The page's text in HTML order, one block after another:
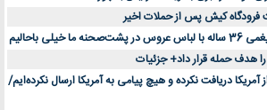
برای دویدن و استفاده روزمره | بررسی ۱۲ مدل برتر
کیش پس از حملات اخیر
باحالیم
هدف حمله قرار داد+ جزئیات
دریافت نکرده و هیچ پیامی به آمریکا ارسال نکرده‌ایم/